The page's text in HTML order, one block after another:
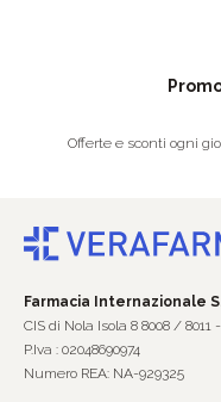
Offerte e sconti ogni
Farmacia Internazionale
CIS di Nola Isola 8 8008 / 8011
P.Iva : 02048690974
Numero REA: NA-929325